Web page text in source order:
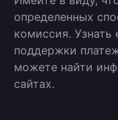
определенных
комиссия.
поддержки
можете найти
сайтах.